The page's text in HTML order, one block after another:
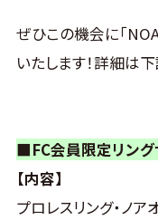
式
サ
イ
ト
ぜひこの機会に「
いたします！詳細は
■FC会員限定リン
【内容】
プロレスリング・ノア